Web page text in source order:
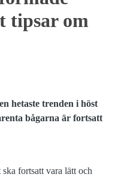
tipsar om
hetaste trenden i höst
bågarna är fortsatt
fortsatt vara lätt och